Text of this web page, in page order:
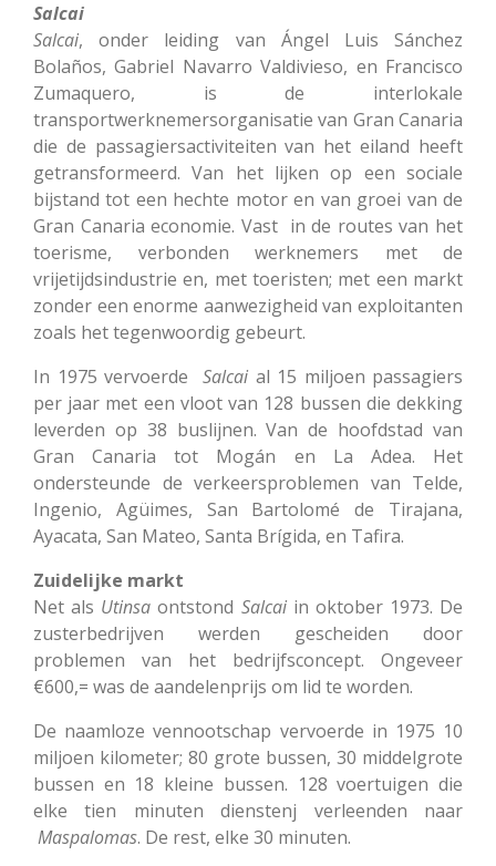
Salcai
Salcai, onder leiding van Ángel Luis Sánchez
Bolaños, Gabriel Navarro Valdivieso, en Francisco
Zumaquero, is de interlokale
transportwerknemersorganisatie van Gran Canaria
die de passagiersactiviteiten van het eiland heeft
getransformeerd. Van het lijken op een sociale
bijstand tot een hechte motor en van groei van de
Gran Canaria economie. Vast in de routes van het
toerisme, verbonden werknemers met de
vrijetijdsindustrie en, met toeristen; met een markt
zonder een enorme aanwezigheid van exploitanten
zoals het tegenwoordig gebeurt.
In 1975 vervoerde Salcai al 15 miljoen passagiers
per jaar met een vloot van 128 bussen die dekking
leverden op 38 buslijnen. Van de hoofdstad van
Gran Canaria tot Mogán en La Adea. Het
ondersteunde de verkeersproblemen van Telde,
Ingenio, Agüimes, San Bartolomé de Tirajana,
Ayacata, San Mateo, Santa Brígida, en Tafira.
Zuidelijke markt
Net als Utinsa ontstond Salcaiin oktober 1973. De
zusterbedrijven werden gescheiden door
problemen van het bedrijfsconcept. Ongeveer
€600,= was de aandelenprijs om lid te worden.
De naamloze vennootschap vervoerde in 1975 10
miljoen kilometer; 80 grote bussen, 30 middelgrote
bussen en 18 kleine bussen. 128 voertuigen die
elke tien minuten dienstenj verleenden naar
Maspalomas. De rest, elke 30 minuten.